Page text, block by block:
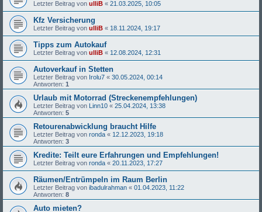
Letzter Beitrag von ulliB « 21.03.2025, 10:05
Kfz Versicherung
Letzter Beitrag von ulliB « 18.11.2024, 19:17
Tipps zum Autokauf
Letzter Beitrag von ulliB « 12.08.2024, 12:31
Autoverkauf in Stetten
Letzter Beitrag von Irolu7 « 30.05.2024, 00:14
Antworten: 1
Urlaub mit Motorrad (Streckenempfehlungen)
Letzter Beitrag von Linn10 « 25.04.2024, 13:38
Antworten: 5
Retourenabwicklung braucht Hilfe
Letzter Beitrag von ronda « 12.12.2023, 19:18
Antworten: 3
Kredite: Teilt eure Erfahrungen und Empfehlungen!
Letzter Beitrag von ronda « 20.11.2023, 17:27
Räumen/Entrümpeln im Raum Berlin
Letzter Beitrag von ibadulrahman « 01.04.2023, 11:22
Antworten: 8
Auto mieten?